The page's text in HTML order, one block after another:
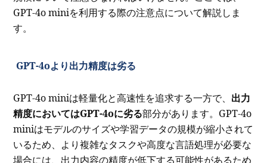
GPT-4o miniを利用する際の注意点について解説しま
す。
GPT-4oより出力精度は劣る
GPT-4o miniは軽量化と高速性を追求する一方で、 出力
精度においてはGPT-4oに劣る部分があります。GPT-4o
miniはモデルのサイズや学習データの規模が縮小されて
いるため、より複雑なタスクや高度な言語処理が必要な
場合には、出力内容の精度が低下する可能性があるため